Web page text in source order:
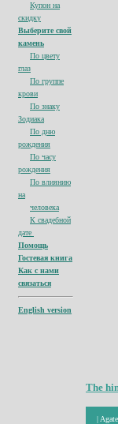
Купон на
скидку
Выберите свой
камень
По цвету
глаз
По группе
крови
По знаку
Зодиака
По дню
рождения
По часу
рождения
По влиянию
на
человека
К свадебной
дате
Помощь
Гостевая книга
Как с нами
связаться
English version
The
| Agate